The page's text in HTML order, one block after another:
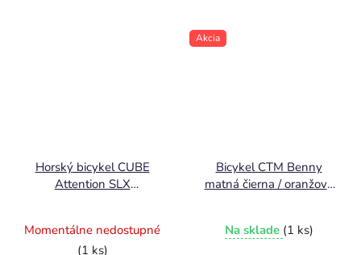
Horský bicykel CUBE
Attention SLX
Momentálne nedostupné
(1 ks)
Akcia
Bicykel CTM Benny
matná čierna / oranžová
Na sklade (1 ks)